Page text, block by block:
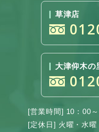
草津店
大津仰木の
[営業時間] 10：00
[定休日] 火曜・水曜